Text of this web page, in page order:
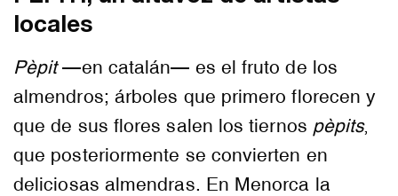
locales
Pèpit—en catalán— es el fruto de los
almendros; árboles que primero florecen y
que de sus flores salen los tiernos pèpits,
que posteriormente se convierten en
deliciosas almendras. En Menorca la